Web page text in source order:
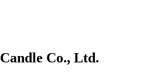
Co., Ltd.